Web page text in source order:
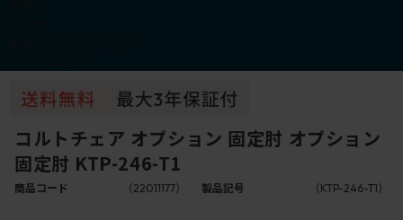
コルトチェア オプション 固定肘 オプション
固定肘 KTP-246-T1
商品コード （22011177） 製品記号 （KTP-246-T1）